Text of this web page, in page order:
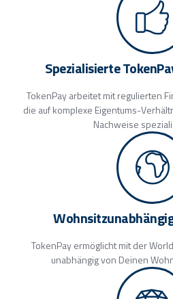
Spezialisierte
TokenPay arbeitet mit regulierten
die auf komplexe Eigentums-
Nachweise
TokenPay ermöglicht mit der
unabhängig von Deinen